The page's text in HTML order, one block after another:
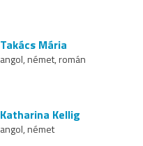
Takács Mária
angol, német, román
Katharina Kellig
angol, német